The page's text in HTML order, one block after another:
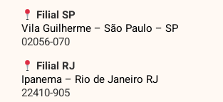
Filial SP
Vila Guilherme – São Paulo – SP
02056-070
Filial RJ
Ipanema – Rio de Janeiro RJ
22410-905